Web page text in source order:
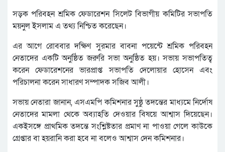
সড়ক পরিবহন শ্রমিক ফেডারেশন সিলেট বিভাগীয় কমিটির সভাপতি
ময়নুল ইসলাম এ তথ্য নিশ্চিত করেছেন।
এর আগে রোববার দক্ষিণ সুরমার বাবনা পয়েন্টে শ্রমিক পরিবহন
নেতাদের একটি অনুষ্ঠিত জরুরি সভা অনুষ্ঠিত হয়। সভায় সভাপতিত্ব
করেন ফেডারেশনের ভারপ্রাপ্ত সভাপতি দেলোয়ার হোসেন এবং
পরিচালনা করেন সাধারণ সম্পাদক সজিব আলী।
সভায় নেতারা জানান, এসএমপি কমিশনার সুষ্ঠু তদন্তের মাধ্যমে নির্দোষ
নেতাদের মামলা থেকে অব্যাহতি দেওয়ার বিষয়ে আশ্বাস দিয়েছেন।
একইসঙ্গে প্রাথমিক তদন্তে সংশ্লিষ্টতার প্রমাণ না পাওয়া গেলে কাউকে
গ্রেপ্তার বা হয়রানি করা হবে না বলেও আশ্বাস দেন কমিশনার।